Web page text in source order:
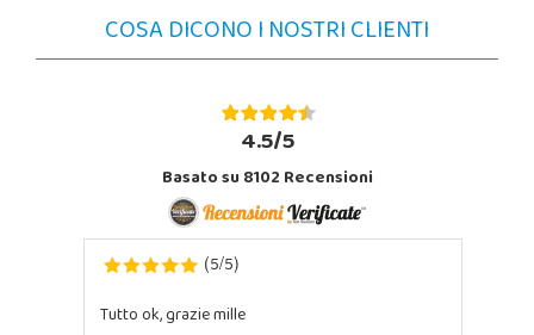
COSA DICONO I NOSTRI CLIENTI
4.5/5
Basato su 8102 Recensioni
(5/5)
Tutto ok, grazie mille